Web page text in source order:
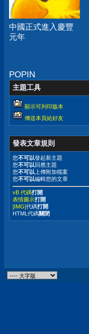
中國正式進入慶豐
元年
POPIN
主題工具
顯示可列印版本
傳送本頁給好友
發表文章規則
您不可以發起新主題
您不可以 回應主題
您不可以 上傳附加檔案
您不可以編輯您的文章
vB 代碼打開
表情圖示打開
[IMG]代碼打開
HTML代碼關閉